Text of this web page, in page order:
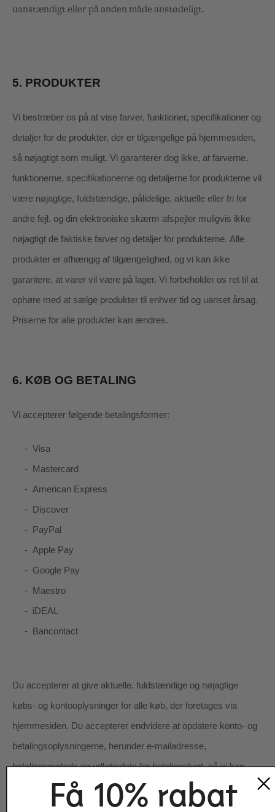
uanstændigt eller på anden måde anstødeligt.
5. PRODUKTER
Vi bestræber os på at vise farver, funktioner, specifikationer og
detaljer for de produkter, der er tilgængelige på hjemmesiden,
så nøjagtigt som muligt. Vi garanterer dog ikke, at farverne,
funktionerne, specifikationerne og detaljerne for produkterne vil
være nøjagtige, fuldstændige, pålidelige, aktuelle eller fri for
andre fejl, og din elektroniske skærm afspejler muligvis ikke
nøjagtigt de faktiske farver og detaljer for produkterne. Alle
produkter er afhængig af tilgængelighed, og vi kan ikke
garantere, at varer vil være på lager. Vi forbeholder os ret til at
ophøre med at sælge produkter til enhver tid og uanset årsag.
Priserne for alle produkter kan ændres.
6. KØB OG BETALING
Vi accepterer følgende betalingsformer:
- Visa
- Mastercard
- American Express
- Discover
- PayPal
- Apple Pay
- Google Pay
- Maestro
- iDEAL
- Bancontact
Du accepterer at give aktuelle, fuldstændige og nøjagtige
købs- og kontooplysninger for alle køb, der foretages via
hjemmesiden. Du accepterer endvidere at opdatere konto- og
betalingsoplysningerne, herunder e-mailadresse,
betalingsmetode og udløbsdato for betalingskort, så vi kan
gennemføre dine transaktioner og kontakte dig efter behov.
Moms vil blive tilføjet til prisen på køb, hvis vi finder det
Få 10% rabat